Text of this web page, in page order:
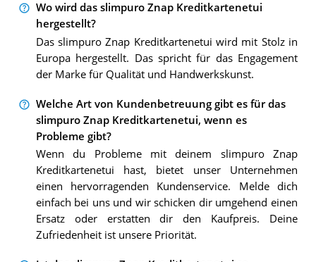
Wo wird das slimpuro Znap Kreditkartenetui
hergestellt?
Das slimpuro Znap Kreditkartenetui wird mit Stolz in
Europa hergestellt. Das spricht für das Engagement
der Marke für Qualität und Handwerkskunst.
Welche Art von Kundenbetreuung gibt es für das
slimpuro Znap Kreditkartenetui, wenn es
Probleme gibt?
Wenn du Probleme mit deinem slimpuro Znap
Kreditkartenetui hast, bietet unser Unternehmen
einen hervorragenden Kundenservice. Melde dich
einfach bei uns und wir schicken dir umgehend einen
Ersatz oder erstatten dir den Kaufpreis. Deine
Zufriedenheit ist unsere Priorität.